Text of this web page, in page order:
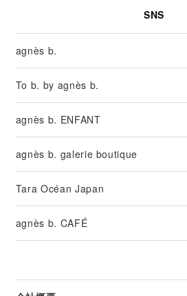
SNS
agnès b.
To b. by agnès b.
agnès b. ENFANT
agnès b. galerie boutique
Tara Océan Japan
agnès b. CAFÉ